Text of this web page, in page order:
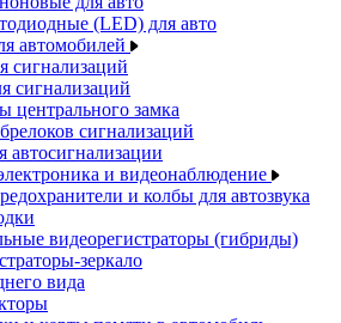
(LED) для авто
автомобилей
сигнализаций
сигнализаций
центрального замка
сигнализаций
автосигнализации
и видеонаблюдение
и колбы для автозвука
видеорегистраторы (гибриды)
зеркало
вида